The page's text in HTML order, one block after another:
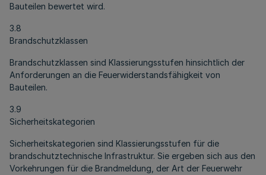
Bauteilen bewertet wird.
3.8
Brandschutzklassen
Brandschutzklassen sind Klassierungsstufen hinsichtlich der
Anforderungen an die Feuerwiderstandsfähigkeit von
Bauteilen.
3.9
Sicherheitskategorien
Sicherheitskategorien sind Klassierungsstufen für die
brandschutztechnische Infrastruktur. Sie ergeben sich aus den
Vorkehrungen für die Brandmeldung, der Art der Feuerwehr